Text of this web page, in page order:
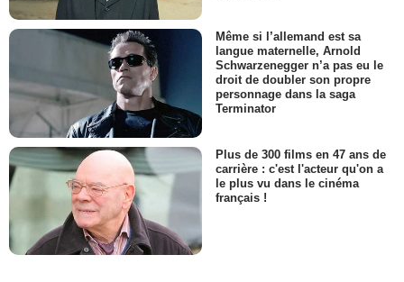
Même si l’allemand est sa
langue maternelle, Arnold
Schwarzenegger n’a pas eu le
droit de doubler son propre
personnage dans la saga
Terminator
Plus de 300 films en 47 ans de
carrière : c'est l'acteur qu'on a
le plus vu dans le cinéma
français !